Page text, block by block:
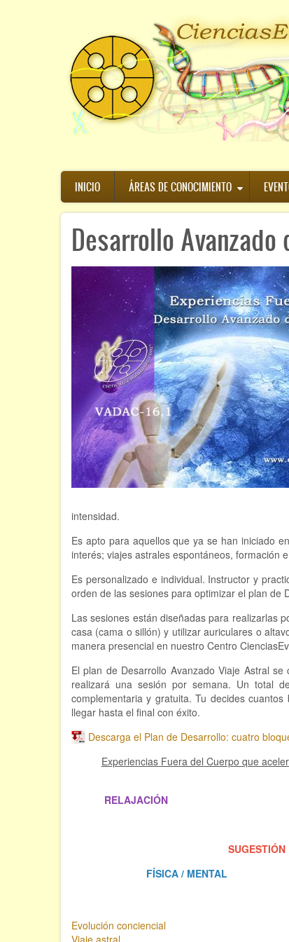
Navegación
principal
INICIO ÁREAS DE CONOCIMIENTO
Desarrollo
intensidad.
Es apto para aquellos que ya se han iniciado
interés; viajes astrales espontáneos, formación
Es personalizado e individual. Instructor y
orden de las sesiones para optimizar el plan de
Las sesiones están diseñadas para realizarlas
casa (cama o sillón) y utilizar auriculares o
manera presencial en nuestro Centro
El plan de Desarrollo Avanzado Viaje Astral
realizará una sesión por semana. Un total
complementaria y gratuita. Tu decides
llegar hasta el final con éxito.
Descarga el Plan de Desarrollo: cuatro
Experiencias Fuera del Cuerpo que
RELAJACIÓN. .
SUGESTIÓN
FÍSICA / MENTAL
Evolución conciencial
Viaje astral